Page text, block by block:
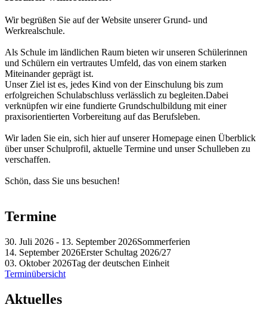
Wir begrüßen Sie auf der Website unserer Grund- und
Werkrealschule.
Als Schule im ländlichen Raum bieten wir unseren Schülerinnen
und Schülern ein vertrautes Umfeld, das von einem starken
Miteinander geprägt ist.
Unser Ziel ist es, jedes Kind von der Einschulung bis zum
erfolgreichen Schulabschluss verlässlich zu begleiten.Dabei
verknüpfen wir eine fundierte Grundschulbildung mit einer
praxisorientierten Vorbereitung auf das Berufsleben.
Wir laden Sie ein, sich hier auf unserer Homepage einen Überblick
über unser Schulprofil, aktuelle Termine und unser Schulleben zu
verschaffen.
Schön, dass Sie uns besuchen!
Termine
30. Juli 2026 - 13. September 2026Sommerferien
14. September 2026Erster Schultag 2026/27
03. Oktober 2026Tag der deutschen Einheit
Terminübersicht
Aktuelles